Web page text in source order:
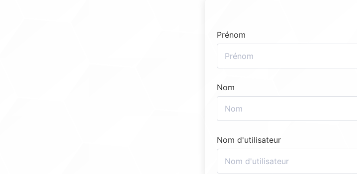
Prénom
Nom
Nom d'utilisateur